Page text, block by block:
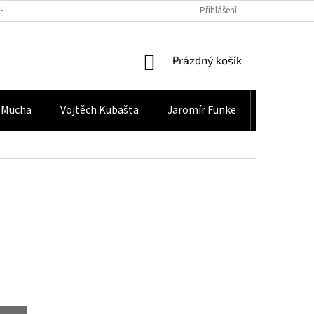
ÚDAJŮ Přihlášení
NÁKUPNÍ
Prázdný košík
Vojtěch Kubašta Jaromír Funke